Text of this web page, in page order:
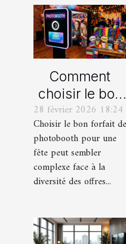
Comment
choisir le bon
forfait de
photobooth
pour votre fête
28 février 2026 18:24
Choisir le bon forfait de
photobooth pour une
fête peut sembler
complexe face à la
diversité des offres...